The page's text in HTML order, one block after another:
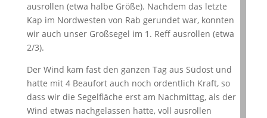
ausrollen (etwa halbe Größe). Nachdem das letzte
Kap im Nordwesten von Rab gerundet war, konnten
wir auch unser Großsegel im 1. Reff ausrollen (etwa
2/3).
Der Wind kam fast den ganzen Tag aus Südost und
hatte mit 4 Beaufort auch noch ordentlich Kraft, so
dass wir die Segelfläche erst am Nachmittag, als der
Wind etwas nachgelassen hatte, voll ausrollen